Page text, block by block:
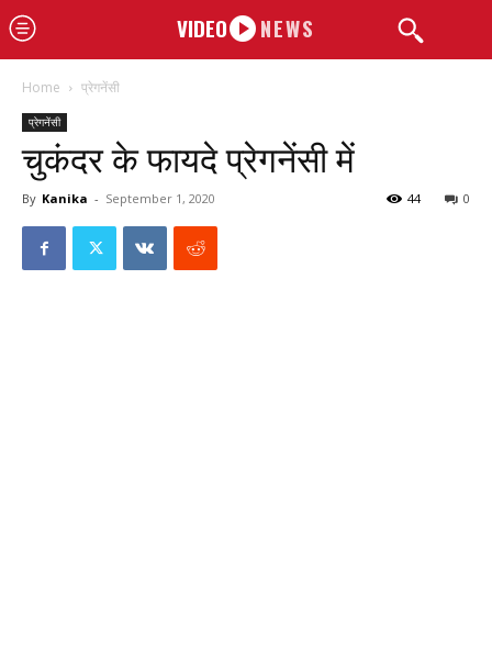
VIDEO NEWS
Home प्रेगनेंसी
प्रेगनेंसी
चुकंदर के फायदे प्रेगनेंसी में
By Kanika - September 1, 2020 0
44